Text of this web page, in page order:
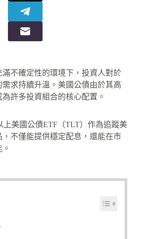
不確定性的環境下，投資人對於
求持續升溫。美國公債由於其高
許多投資組合的核心配置。
上美國公債ETF（TLT）作為追蹤美
，不僅能提供穩定配息，還能在市